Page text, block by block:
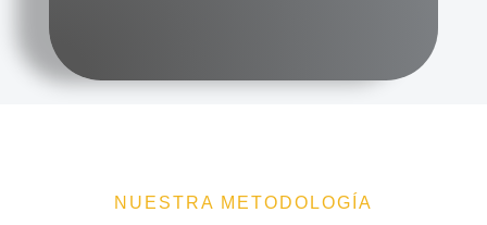
NUESTRA METODOLOGÍA